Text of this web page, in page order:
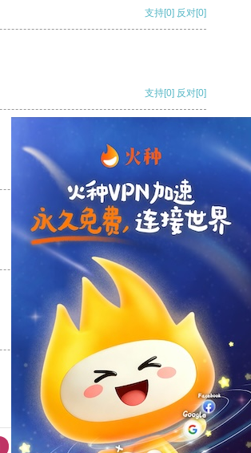
支持[0] 反对[0]
支持[0] 反对[0]
反对
反对[0]
风驰加速器 旋风加速器 八戒看书